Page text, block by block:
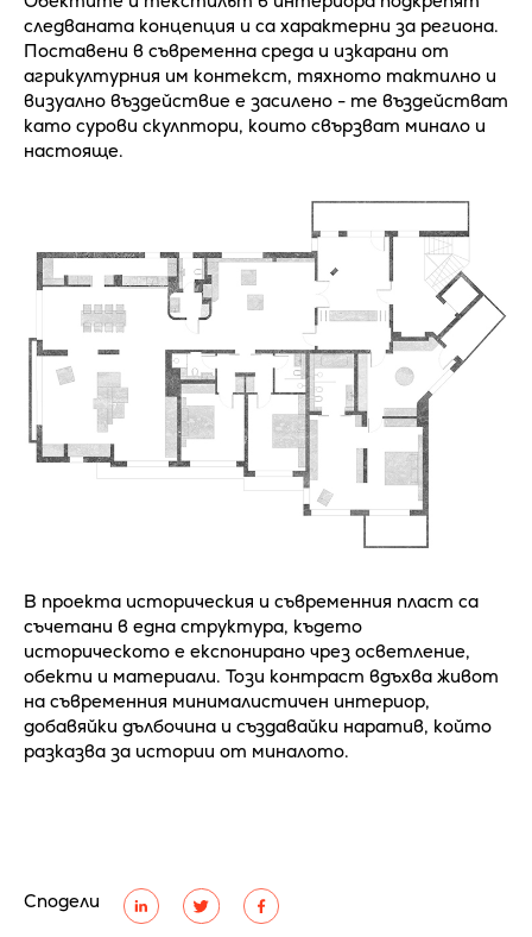
Сподели
следваната концепция и са характерни за региона.
Поставени в съвременна среда и изкарани от
агрикултурния им контекст, тяхното тактилно и
визуално въздействие е засилено - те въздействат
като сурови скулптори, които свързват минало и
настояще.
В проекта историческия и съвременния пласт са
съчетани в една структура, където
историческото е експонирано чрез осветление,
обекти и материали. Този контраст вдъхва живот
на съвременния минималистичен интериор,
добавяйки дълбочина и създавайки наратив, който
разказва за истории от миналото.